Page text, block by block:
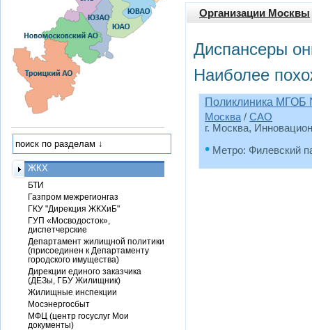
Организации Москвы
Диспансеры
Наиболее
Поликлиника МГОБ
Москва / САО
г. Москва,
• Метро: Филевский
ЖКХ
БТИ
Газпром межрегионгаз
ГКУ "Дирекция ЖКХиБ"
ГУП «Мосводосток»,
диспетчерские
Департамент жилищной политики
(присоединен к Департаменту
городского имущества)
Дирекции единого заказчика
(ДЕЗы, ГБУ Жилищник)
Жилищные инспекции
Мосэнергосбыт
МФЦ (центр госуслуг Мои
документы)